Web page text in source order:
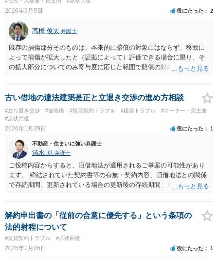
2026年3月9日 役にたった 2
髙橋 俊太 弁護士
既存の損傷部分そのものは、本来的に賠償の対象にはならず、移動に
よって損傷が拡大したと（証拠によって）評価できる場合に限り、そ
の拡大部分についてのみ寄与度に応じた範囲で賠償の対象となり得る
ということになると、音の伸びの長短、響きの強弱、共鳴の程度など
にも関わる問題と思われますので、拡大部分に関する立証のハードル
は相応に高いように思われます。 本件についての当方の回答は以上と
なりますが、参考になりましたら幸いです。
古い借地の違法建築是正と立退き交渉の進め方相談
#立ち退き交渉 #借地権 #賃貸契約トラブル #建築トラブル
#オーナー・売主側
#原状回復
2026年1月29日 役にたった 1
不動産・住まいに強い弁護士
清水 卓 弁護士
ご投稿内容からすると、旧借地法が適用されるご事案の可能性があり
ます。 締結されていた契約書等の有無・契約内容、旧借地法との関係
で存続期間、更新されている場合の更新後の存続期間、更新拒絶が可
建物を利用している人の属性、建物買取請求権が行使される可能性
等、色々と確認する事項があろうかと思います。 契約書、借地契約の
情報、建物の状況（写真等）を用意の上、お住まいの地域等の法律事
務所・弁護士に直接相談なさってみてください（この掲示板では弁護
士への相談依頼のやりとりはできないため、弁護士会でも借地関係の
法律相談を実施しているかと思いますし、ココナラ法律相談に登録し
解約申出書の「従前の合意に優先する」という条項の
法的射程について
#賃貸契約トラブル #原状回復
2026年1月26日 役にたった 1